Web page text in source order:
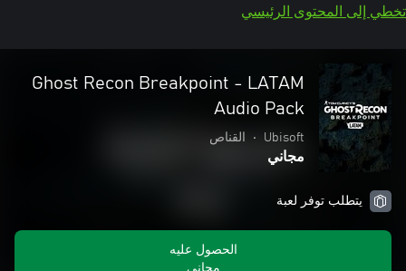
تخطي إلى المحتوى الرئيسي
Ghost Recon Breakpoint - LATAM
Audio Pack
Ubisoft
• القناص
مجاني
يتطلب توفر لعبة
الحصول عليه
مجاني